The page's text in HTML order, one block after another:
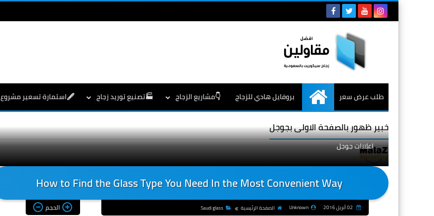
طلب عرض سعر الرئيسية
بروفايل هادي للزجاج 👇مشاريع الزجاج 🏭تصنيع توريد زجاج 🖋️استمارة تسعير مشروع
خبير ظهور بالصفحة الاولى بجوجل
اعلانات جوجل
How to Find the Glass Type You Need In the Most Convenient Way
Unknown الصفحة الرئيسية Saudi glass الحجم